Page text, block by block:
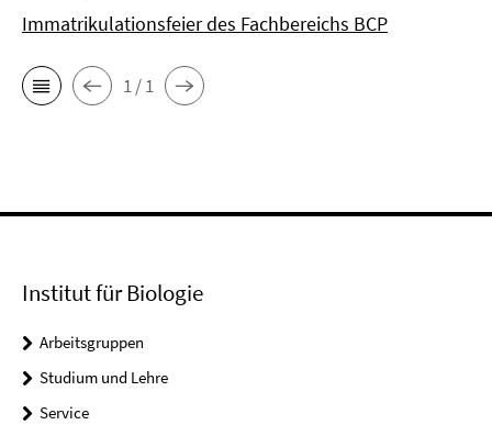
Immatrikulationsfeier des Fachbereichs BCP
1 / 1
Institut für Biologie
Arbeitsgruppen
Studium und Lehre
Service